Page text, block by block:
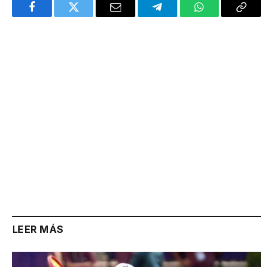
FacebookTwitter Email TelegramWhatsAppCopy
LEER MÁS